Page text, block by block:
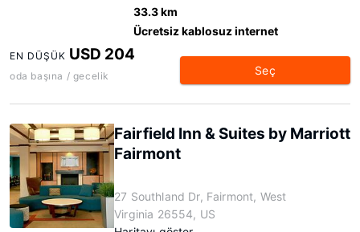
33.3 km
Ücretsiz kablosuz internet
EN DÜŞÜK USD 204
oda başına / gecelik Seç
Fairfield Inn & Suites by Marriott
Fairmont
27 Southland Dr, Fairmont, West
Virginia 26554, US